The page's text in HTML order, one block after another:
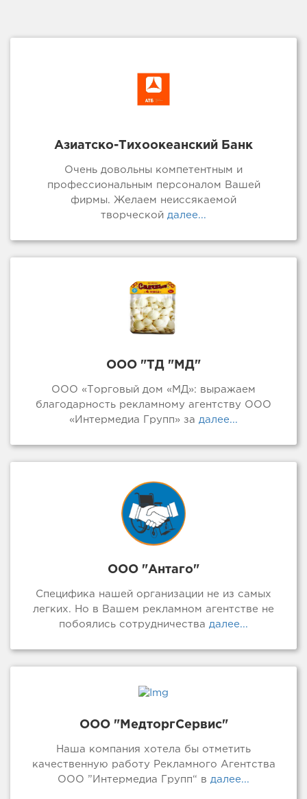
Азиатско-Тихоокеанский Банк
Очень довольны компетентным и
профессиональным персоналом Вашей
фирмы. Желаем неиссякаемой
творческой далее...
ООО "ТД "МД"
ООО «Торговый дом «МД»: выражаем
благодарность рекламному агентству ООО
«Интермедиа Групп» за далее...
ООО "Антаго"
Специфика нашей организации не из самых
легких. Но в Вашем рекламном агентстве не
побоялись сотрудничества далее...
ООО "МедторгСервис"
Наша компания хотела бы отметить
качественную работу Рекламного Агентства
ООО ”Интермедиа Групп“ в далее...